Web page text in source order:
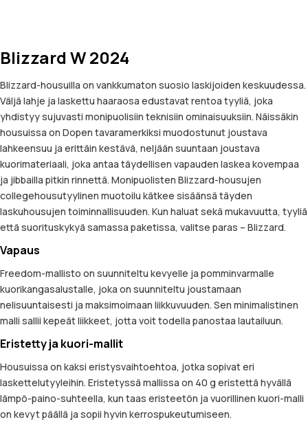
Blizzard W 2024
Blizzard-housuilla on vankkumaton suosio laskijoiden keskuudessa.
Väljä lahje ja laskettu haaraosa edustavat rentoa tyyliä, joka
yhdistyy sujuvasti monipuolisiin teknisiin ominaisuuksiin. Näissäkin
housuissa on Dopen tavaramerkiksi muodostunut joustava
lahkeensuu ja erittäin kestävä, neljään suuntaan joustava
kuorimateriaali, joka antaa täydellisen vapauden laskea kovempaa
ja jibbailla pitkin rinnettä. Monipuolisten Blizzard-housujen
collegehousutyylinen muotoilu kätkee sisäänsä täyden
laskuhousujen toiminnallisuuden. Kun haluat sekä mukavuutta, tyyliä
että suorituskykyä samassa paketissa, valitse paras – Blizzard.
Vapaus
Freedom-mallisto on suunniteltu kevyelle ja pomminvarmalle
kuorikangasalustalle, joka on suunniteltu joustamaan
nelisuuntaisesti ja maksimoimaan liikkuvuuden. Sen minimalistinen
malli sallii kepeät liikkeet, jotta voit todella panostaa lautailuun.
Eristetty ja kuori-mallit
Housuissa on kaksi eristysvaihtoehtoa, jotka sopivat eri
laskettelutyyleihin. Eristetyssä mallissa on 40 g eristettä hyvällä
lämpö-paino-suhteella, kun taas eristeetön ja vuorillinen kuori-malli
on kevyt päällä ja sopii hyvin kerrospukeutumiseen.